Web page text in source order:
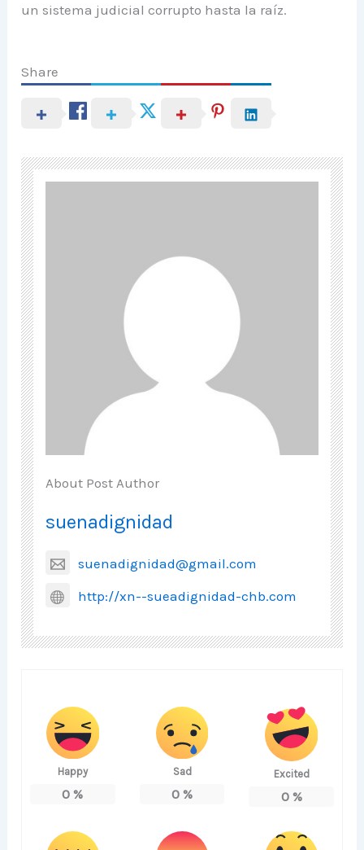
un sistema judicial corrupto hasta la raíz.
Share
About Post Author
suenadignidad
suenadignidad@gmail.com
http://xn--sueadignidad-chb.com
Happy
0 %
Sad
0 %
Excited
0%